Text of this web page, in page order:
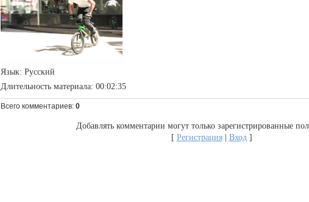
Язык: Русский
Длительность материала: 00:02:35
Всего комментариев: 0
Добавлять комментарии могут только зарегистрированные
[ Регистрация| Вход]